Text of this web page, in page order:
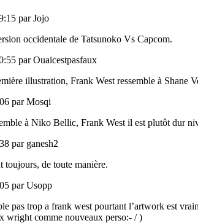
par Jojo
occidentale de Tatsunoko Vs Capcom.
par Ouaicestpasfaux
illustration, Frank West ressemble à Shane
par Mosqi
à Niko Bellic, Frank West il est plutôt dur
par ganesh2
toujours, de toute manière.
par Usopp
pas trop a frank west pourtant l’artwork est
wright comme nouveaux perso:- / )